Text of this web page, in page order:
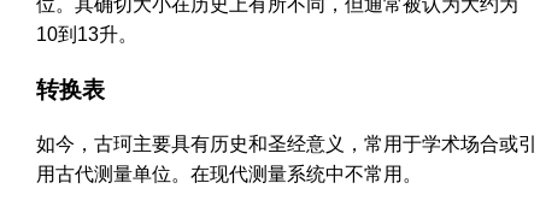
10到13升。
转换表
如今，古珂主要具有历史和圣经意义，常用于学术场合或引
用古代测量单位。在现代测量系统中不常用。